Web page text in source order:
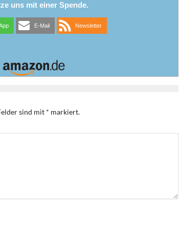
uns mit einer Spende.
E-Mail Newsletter
sind mit * markiert.